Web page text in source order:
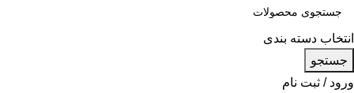
انتخاب دسته بندی
جستجو
ورود / ثبت نام